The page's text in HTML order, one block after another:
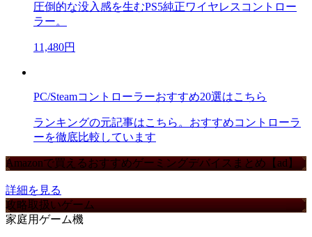
圧倒的な没入感を生むPS5純正ワイヤレスコントロー
ラー。
11,480円
PC/Steamコントローラーおすすめ20選はこちら
ランキングの元記事はこちら。おすすめコントローラ
ーを徹底比較しています
Amazonで買えるおすすめゲーミングデバイスまとめ【ad】
詳細を見る
攻略取扱いゲーム
家庭用ゲーム機